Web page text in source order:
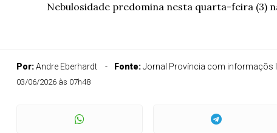
Nebulosidade predomina nesta quarta-feira (3)
Por:Andre Eberhardt Fonte:Jornal Província com informaçõs
03/06/2026 às 07h48